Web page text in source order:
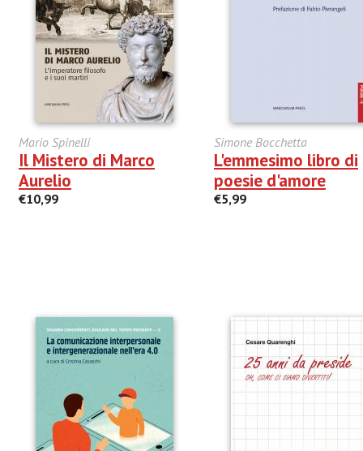
Mario Spinelli
Il Mistero di Marco
Aurelio
€10,99
Simone Bocchetta
L'emmesimo libro di
poesie d'amore
€5,99